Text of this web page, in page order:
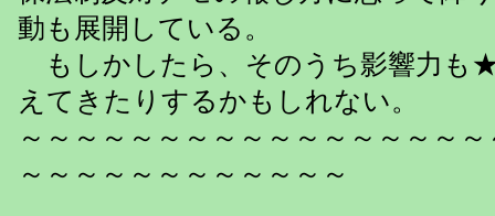
動も展開している。
もしかしたら、そのうち影響力も
えてきたりするかもしれない。
～～～～～～～～～～～～～～～～
～～～～～～～～～～～～